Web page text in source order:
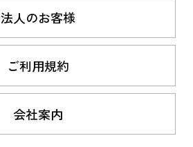
法人のお客様
ご利用規約
会社案内